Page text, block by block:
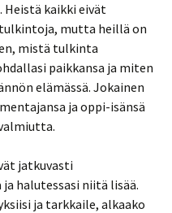
kaikki eivät
mutta heillä on
mistä tulkinta
paikkansa ja miten
elämässä. Jokainen
ja oppi-isänsä
jatkuvasti
halutessasi niitä lisää.
ja tarkkaile, alkaako